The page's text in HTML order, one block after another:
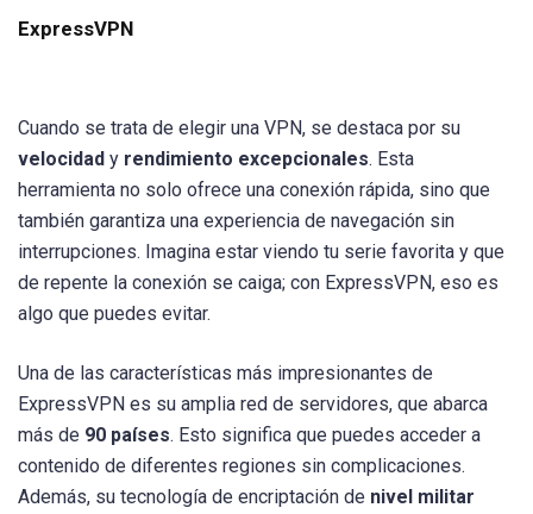
ExpressVPN
Cuando se trata de elegir una VPN, se destaca por su
velocidad y rendimiento excepcionales. Esta
herramienta no solo ofrece una conexión rápida, sino que
también garantiza una experiencia de navegación sin
interrupciones. Imagina estar viendo tu serie favorita y que
de repente la conexión se caiga; con ExpressVPN, eso es
algo que puedes evitar.
Una de las características más impresionantes de
ExpressVPN es su amplia red de servidores, que abarca
más de 90 países. Esto significa que puedes acceder a
contenido de diferentes regiones sin complicaciones.
Además, su tecnología de encriptación de nivel militar